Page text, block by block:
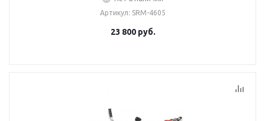
Артикул: SRM-4605
23 800руб.